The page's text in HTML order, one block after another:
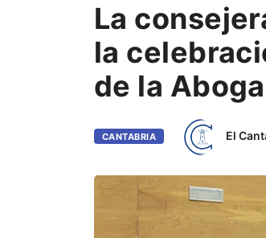
La
la
de la
CANTABRIA El